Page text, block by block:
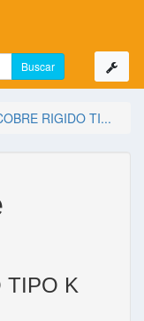
RIGIDO TI...
TIPO K